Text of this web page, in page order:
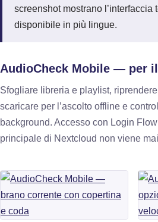
screenshot mostrano l’interfaccia
disponibile in più lingue.
AudioCheck Mobile — per
Sfogliare libreria e playlist,
scaricare per l’ascolto offline e
background. Accesso con Login
principale di Nextcloud non viene